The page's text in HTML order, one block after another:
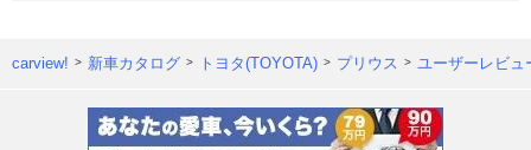
carview! 新車カタログ トヨタ(TOYOTA) プリウス ユーザーレビュ